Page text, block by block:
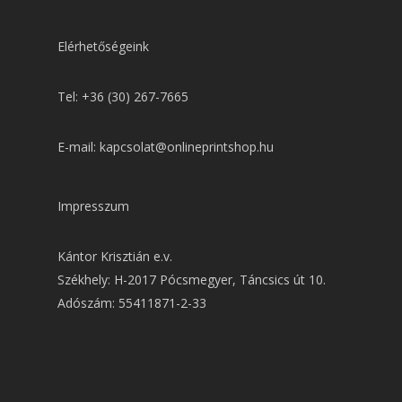
Elérhetőségeink
Tel: +36 (30) 267-7665
E-mail: kapcsolat@onlineprintshop.hu
Impresszum
Kántor Krisztián e.v.
Székhely: H-2017 Pócsmegyer, Táncsics út 10.
Adószám: 55411871-2-33